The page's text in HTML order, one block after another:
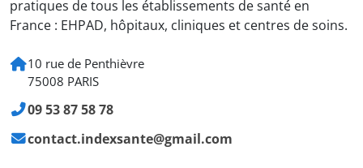
pratiques de tous les établissements de santé en
France : EHPAD, hôpitaux, cliniques et centres de soins.
10 rue de Penthièvre
75008 PARIS
09 53 87 58 78
contact.indexsante@gmail.com